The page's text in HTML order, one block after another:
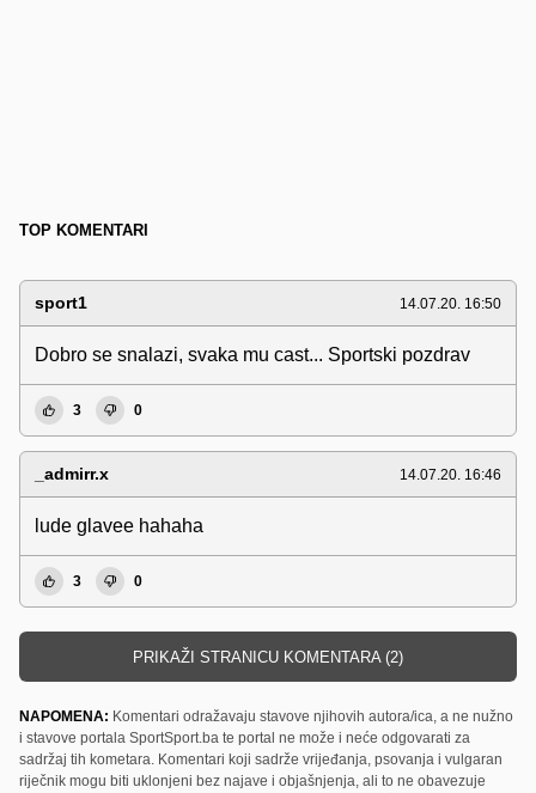
TOP KOMENTARI
sport1 14.07.20. 16:50
Dobro se snalazi, svaka mu cast... Sportski pozdrav
3 0
_admirr.x 14.07.20. 16:46
lude glavee hahaha
3 0
PRIKAŽI STRANICU KOMENTARA (2)
NAPOMENA: Komentari odražavaju stavove njihovih autora/ica, a ne nužno
i stavove portala SportSport.ba te portal ne može i neće odgovarati za
sadržaj tih kometara. Komentari koji sadrže vrijeđanja, psovanja i vulgaran
riječnik mogu biti uklonjeni bez najave i objašnjenja, ali to ne obavezuje